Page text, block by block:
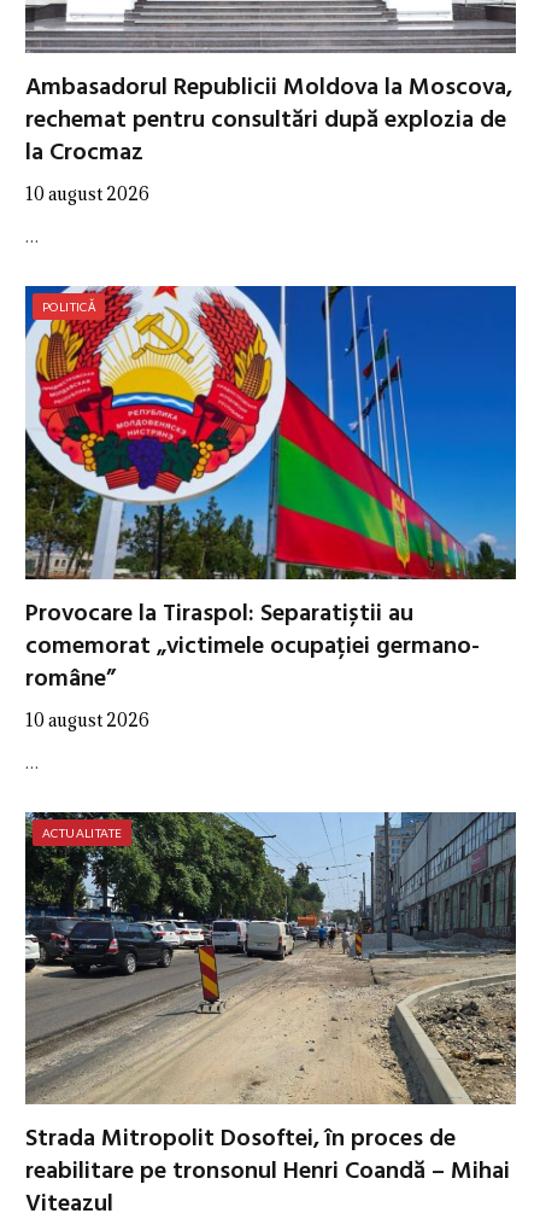
Ambasadorul Republicii Moldova la Moscova,
rechemat pentru consultări după explozia de
la Crocmaz
10 august 2026
…
POLITICĂ
Provocare la Tiraspol: Separatiștii au
comemorat „victimele ocupației germano-
române”
10 august 2026
…
ACTUALITATE
Strada Mitropolit Dosoftei, în proces de
reabilitare pe tronsonul Henri Coandă – Mihai
Viteazul